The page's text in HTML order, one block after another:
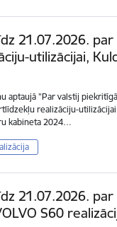
21.07.2026. par
utilizācijai,
aptaujā "Par valstij
realizāciju-
kabineta 2024…
21.07.2026. par
S60